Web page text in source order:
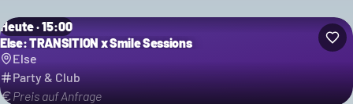
Heute · 15:00
Else: TRANSITION x Smile Sessions
Else
Party & Club
Preis auf Anfrage